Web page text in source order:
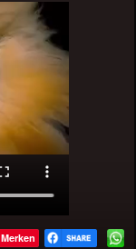
Merken